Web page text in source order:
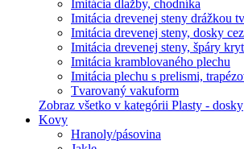
Imitácia dlažby, chodníka
Imitácia drevenej steny drážkou
Imitácia drevenej steny, dosky
Imitácia drevenej steny, špáry
Imitácia kramblovaného plechu
Imitácia plechu s prelismi,
Tvarovaný vakuform
Zobraz všetko v kategórii Plasty - dosky
Kovy
Hranoly/pásovina